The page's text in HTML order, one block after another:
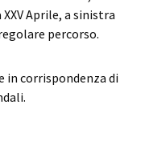
XXV Aprile, a sinistra
percorso.
corrispondenza di